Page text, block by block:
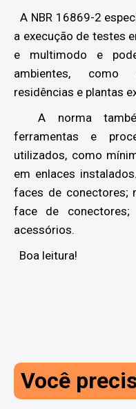
A NBR 16869-2
a execução de testes
e multimodo e
ambientes, como
residências e plantas
A norma
ferramentas e
utilizados, como
em enlaces
faces de conectores;
face de conectores;
acessórios.
Boa leitura!
Você